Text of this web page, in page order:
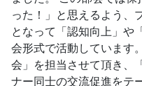
った！」と思えるよう、
となって「認知向上」や
会形式で活動しています
会」を担当させて頂き、
ナー同士の交流促進をテ